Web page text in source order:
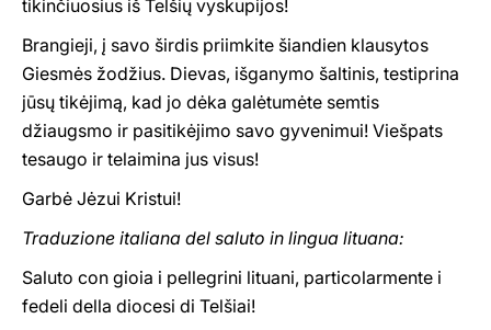
tikinčiuosius iš Telšių vyskupijos!
Brangieji, į savo širdis priimkite šiandien klausytos
Giesmės žodžius. Dievas, išganymo šaltinis, testiprina
jūsų tikėjimą, kad jo dėka galėtumėte semtis
džiaugsmo ir pasitikėjimo savo gyvenimui! Viešpats
tesaugo ir telaimina jus visus!
Garbė Jėzui Kristui!
Traduzione italiana del saluto in lingua lituana:
Saluto con gioia i pellegrini lituani, particolarmente i
fedeli della diocesi di Telšiai!